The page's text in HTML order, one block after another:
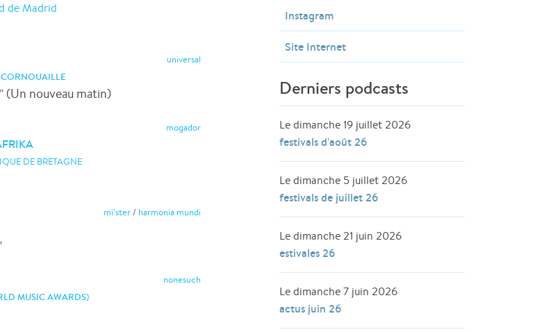
de Madrid
universal
CORNOUAILLE
(Un nouveau matin)
mogador
DE BRETAGNE
mi’ster/ harmonia mundi
nonesuch
MUSIC AWARDS)
Instagram
Site Internet
Derniers podcasts
Le dimanche 19 juillet 2026
festivals d'août 26
Le dimanche 5 juillet 2026
festivals de juillet 26
Le dimanche 21 juin 2026
estivales 26
Le dimanche 7 juin 2026
actus juin 26